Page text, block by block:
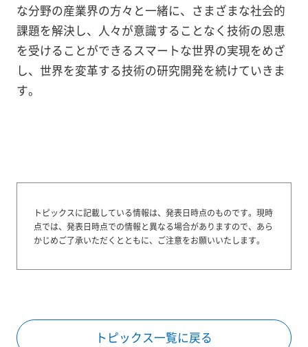
な分野の産業界の方々と一緒に、さまざまな社会的
課題を解決し、人々が意識することなく技術の恩恵
を受けることができるスマートな世界の実現をめざ
し、世界を変革する技術の研究開発を続けていきま
す。
トピックスに記載している情報は、発表日時点のものです。 現時
点では、発表日時点での情報と異なる場合がありますので、あら
かじめご了承いただくとともに、ご注意をお願いいたします。
トピックス一覧に戻る